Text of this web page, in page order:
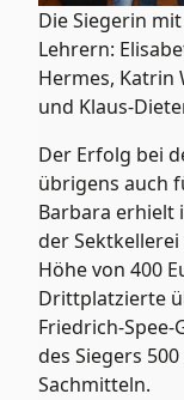
Die Siegerin
Lehrern:
Hermes, Katrin
und Klaus-
Der Erfolg bei
übrigens auch
Barbara erhielt
der
Höhe von 400
Drittplatzierte
Friedrich-
des Siegers
Sachmitteln.